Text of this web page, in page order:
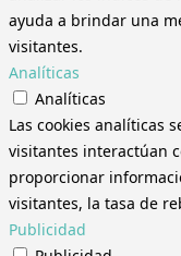
ayuda a brindar una
visitantes.
Analíticas
Analíticas
Las cookies analíticas
visitantes interactúan
proporcionar
visitantes, la tasa de
Publicidad